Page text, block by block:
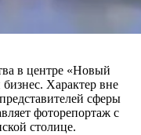
в центре «Новый
Характер вне
сферы
фоторепортаж с
столице.